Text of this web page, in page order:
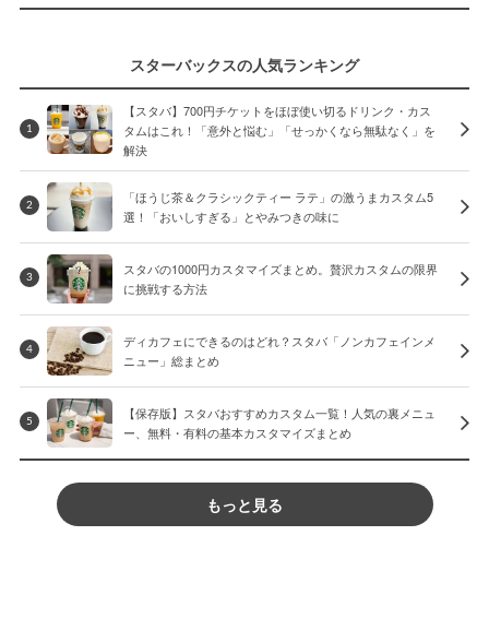
スターバックスの人気ランキング
1
【スタバ】700円チケットをほぼ使い切るドリンク・カス
タムはこれ！「意外と悩む」「せっかくなら無駄なく」を
解決
2
「ほうじ茶＆クラシックティー ラテ」の激うまカスタム5
選！「おいしすぎる」とやみつきの味に
3
スタバの1000円カスタマイズまとめ。贅沢カスタムの限界
に挑戦する方法
4
ディカフェにできるのはどれ？スタバ「ノンカフェインメ
ニュー」総まとめ
5
【保存版】スタバおすすめカスタム一覧！人気の裏メニュ
ー、無料・有料の基本カスタマイズまとめ
もっと見る